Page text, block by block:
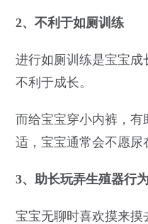
2、不利于如厕训练
进行如厕训练是宝宝
不利于成长。
而给宝宝穿小内裤，
适，宝宝通常会不愿尿
3、助长玩弄生殖器行为
宝宝无聊时喜欢摸来